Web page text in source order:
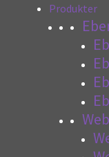
Produkter